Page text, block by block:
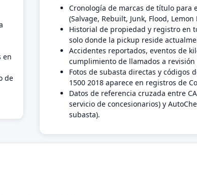
en
de
Cronología de marcas de título para
(Salvage, Rebuilt, Junk, Flood,
Historial de propiedad y registro en
solo donde la pickup reside
Accidentes reportados, eventos de
cumplimiento de llamados a revisión
Fotos de subasta directas y códigos
1500 2018 aparece en registros de
Datos de referencia cruzada entre
servicio de concesionarios) y
subasta).